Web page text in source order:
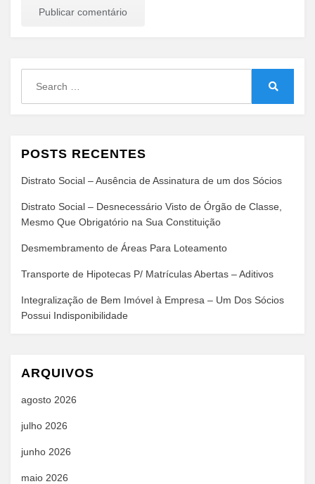
POSTS RECENTES
Distrato Social – Ausência de Assinatura de um dos Sócios
Distrato Social – Desnecessário Visto de Órgão de Classe,
Mesmo Que Obrigatório na Sua Constituição
Desmembramento de Áreas Para Loteamento
Transporte de Hipotecas P/ Matrículas Abertas – Aditivos
Integralização de Bem Imóvel à Empresa – Um Dos Sócios
Possui Indisponibilidade
ARQUIVOS
agosto 2026
julho 2026
junho 2026
maio 2026